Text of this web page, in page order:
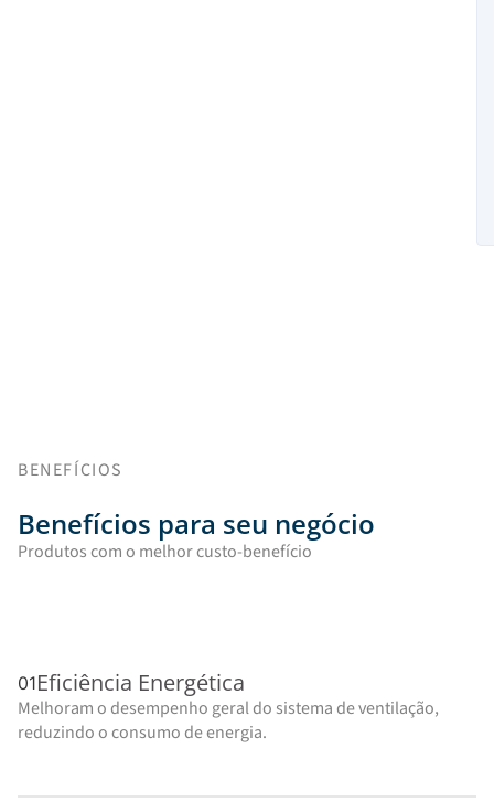
BENEFÍCIOS
Benefícios para seu negócio
Produtos com o melhor custo-benefício
01Eficiência Energética
Melhoram o desempenho geral do sistema de ventilação,
reduzindo o consumo de energia.